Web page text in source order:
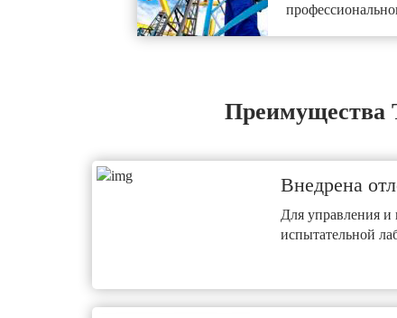
Преимущества
Внедрена
Для управления и
испытательной